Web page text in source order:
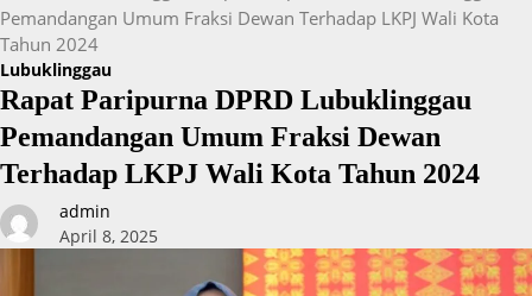
Pemandangan Umum Fraksi Dewan Terhadap LKPJ Wali Kota
Tahun 2024
Lubuklinggau
Rapat Paripurna DPRD Lubuklinggau
Pemandangan Umum Fraksi Dewan
Terhadap LKPJ Wali Kota Tahun 2024
admin
April 8, 2025